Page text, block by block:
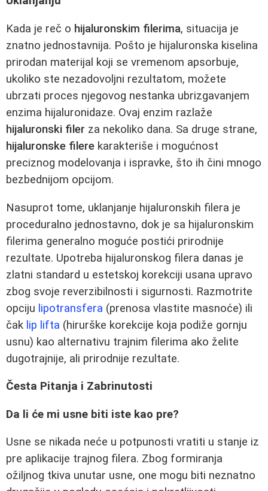
Kada je reč o hijaluronskim filerima, situacija je
znatno jednostavnija. Pošto je hijaluronska kiselina
prirodan materijal koji se vremenom apsorbuje,
ukoliko ste nezadovoljni rezultatom, možete
ubrzati proces njegovog nestanka ubrizgavanjem
enzima hijaluronidaze. Ovaj enzim razlaže
hijaluronski filer za nekoliko dana. Sa druge strane,
hijaluronske filere karakteriše i mogućnost
preciznog modelovanja i ispravke, što ih čini mnogo
bezbednijom opcijom.
Nasuprot tome, uklanjanje hijaluronskih filera je
proceduralno jednostavno, dok je sa hijaluronskim
filerima generalno moguće postići prirodnije
rezultate. Upotreba hijaluronskog filera danas je
zlatni standard u estetskoj korekciji usana upravo
zbog svoje reverzibilnosti i sigurnosti. Razmotrite
opciju lipotransfera (prenosa vlastite masnoće) ili
čak lip lifta (hirurške korekcije koja podiže gornju
usnu) kao alternativu trajnim filerima ako želite
dugotrajnije, ali prirodnije rezultate.
Česta Pitanja i Zabrinutosti
Da li će mi usne biti iste kao pre?
Usne se nikada neće u potpunosti vratiti u stanje iz
pre aplikacije trajnog filera. Zbog formiranja
ožiljnog tkiva unutar usne, one mogu biti neznatno